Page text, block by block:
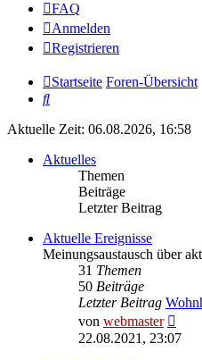
FAQ
Anmelden
Registrieren
Startseite Foren-Übersicht
Suche
Aktuelle Zeit: 06.08.2026, 16:58
Aktuelles
Themen
Beiträge
Letzter Beitrag
Aktuelle Ereignisse
Meinungsaustausch über
31 Themen
50 Beiträge
Letzter Beitrag
von webmaster
22.08.2021, 23:07